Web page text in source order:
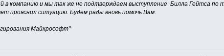
в компанию и мы так же не подтверждаем выступление Билла Гейтса по
прояснил ситуацию. Будем рады вновь помочь Вам.
Майкрософт"